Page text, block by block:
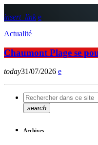
insert_link
Actualité
Chaumont Plage se
today31/07/2026
search
Archives